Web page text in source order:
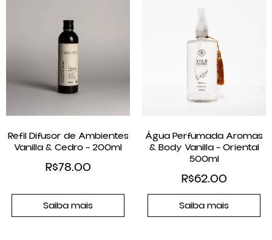
Refil Difusor de Ambientes
Vanilla & Cedro – 200ml
R$78.00
Saiba mais
Água Perfumada Aromas
& Body Vanilla – Oriental
500ml
R$62.00
Saiba mais